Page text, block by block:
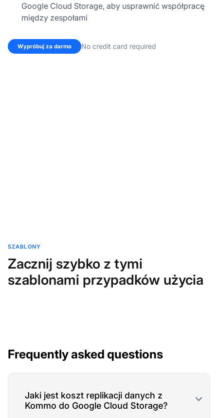
Google Cloud Storage, aby usprawnić współpracę
między zespołami
Wypróbuj za darmo No credit card required
SZABLONY
Zacznij szybko z tymi
szablonami przypadków użycia
Frequently asked questions
Jaki jest koszt replikacji danych z
Kommo do Google Cloud Storage?